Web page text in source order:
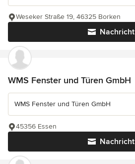
Nachricht
Weseker Straße 19, 46325 Borken
WMS Fenster und Türen GmbH
WMS Fenster und Türen GmbH
Nachricht
45356 Essen